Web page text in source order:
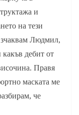
и
на тези
Людмил,
какъв дебит от
Правя
маската ме
че